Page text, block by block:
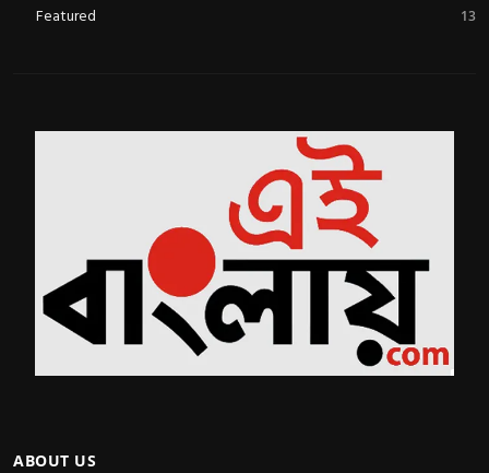
Featured 13
ABOUT US